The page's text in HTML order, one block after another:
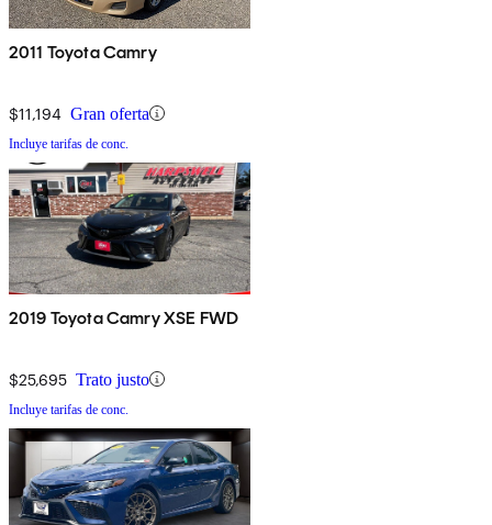
2011 Toyota Camry
$11,194 Gran oferta
Incluye tarifas de conc.
2019 Toyota Camry XSE FWD
$25,695 Trato justo
Incluye tarifas de conc.